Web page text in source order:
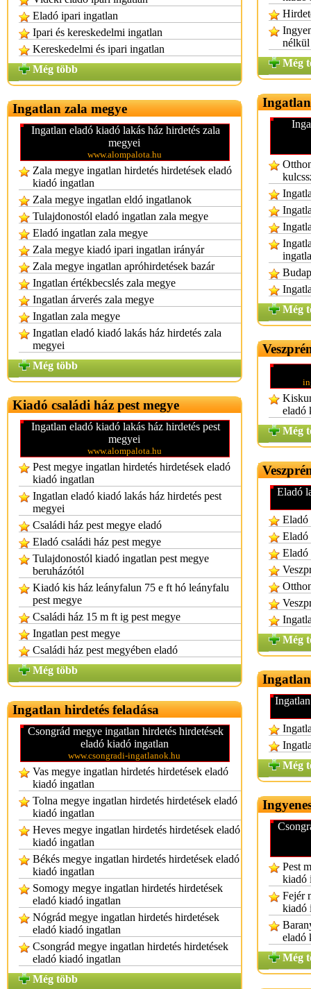
Eladó ipari ingatlan
Ipari és kereskedelmi ingatlan
Kereskedelmi és ipari ingatlan
Még több
Ingatlan zala megye
Ingatlan eladó kiadó lakás ház hirdetés zala
megyei
www.alompalota.hu
Zala megye ingatlan hirdetés hirdetések eladó
kiadó ingatlan
Zala megye ingatlan eldó ingatlanok
Tulajdonostól eladó ingatlan zala megye
Eladó ingatlan zala megye
Zala megye kiadó ipari ingatlan irányár
Zala megye ingatlan apróhirdetések bazár
Ingatlan értékbecslés zala megye
Ingatlan árverés zala megye
Ingatlan zala megye
Ingatlan eladó kiadó lakás ház hirdetés zala
megyei
Még több
Kiadó családi ház pest megye
Ingatlan eladó kiadó lakás ház hirdetés pest
megyei
www.alompalota.hu
Pest megye ingatlan hirdetés hirdetések eladó
kiadó ingatlan
Ingatlan eladó kiadó lakás ház hirdetés pest
megyei
Családi ház pest megye eladó
Eladó családi ház pest megye
Tulajdonostól kiadó ingatlan pest megye
beruházótól
Kiadó kis ház leányfalun 75 e ft hó leányfalu
pest megye
Családi ház 15 m ft ig pest megye
Ingatlan pest megye
Családi ház pest megyében eladó
Még több
Ingatlan hirdetés feladása
Csongrád megye ingatlan hirdetés hirdetések
eladó kiadó ingatlan
www.csongradi-ingatlanok.hu
Vas megye ingatlan hirdetés hirdetések eladó
kiadó ingatlan
Tolna megye ingatlan hirdetés hirdetések eladó
kiadó ingatlan
Heves megye ingatlan hirdetés hirdetések eladó
kiadó ingatlan
Békés megye ingatlan hirdetés hirdetések eladó
kiadó ingatlan
Somogy megye ingatlan hirdetés hirdetések
eladó kiadó ingatlan
Nógrád megye ingatlan hirdetés hirdetések
eladó kiadó ingatlan
Csongrád megye ingatlan hirdetés hirdetések
eladó kiadó ingatlan
Még több
nélkül
Még
Még
eladó
Még
Eladó
Eladó
Eladó
Eladó
Még
Még
Pest
kiadó
Fejér
kiadó
eladó
Még